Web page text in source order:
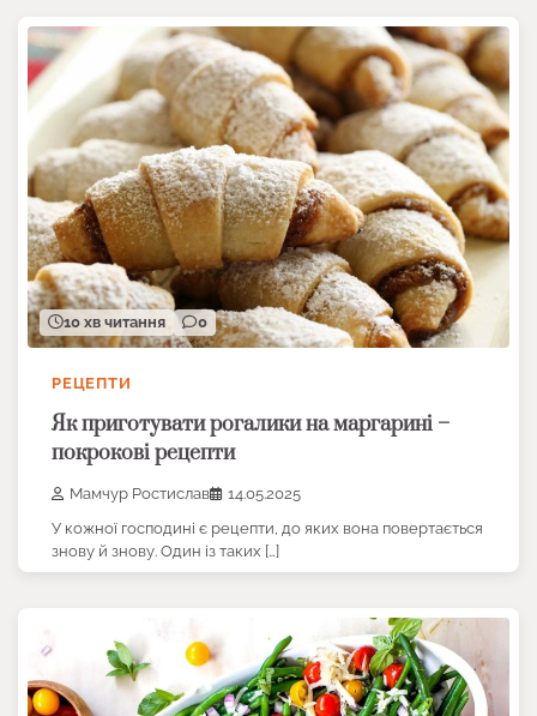
10 хв читання 0
РЕЦЕПТИ
Як приготувати рогалики на маргарині –
покрокові рецепти
Мамчур Ростислав
14.05.2025
У кожної господині є рецепти, до яких вона повертається
знову й знову. Один із таких […]